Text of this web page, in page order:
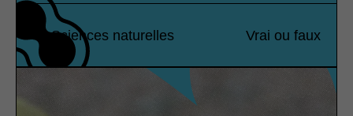
Sciences naturelles Vrai ou faux